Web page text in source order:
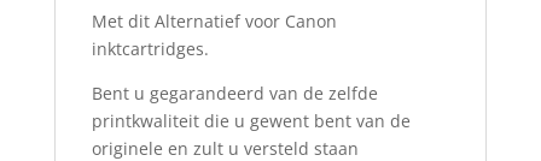
Met dit Alternatief voor Canon
inktcartridges.
Bent u gegarandeerd van de zelfde
printkwaliteit die u gewent bent van de
originele en zult u versteld staan